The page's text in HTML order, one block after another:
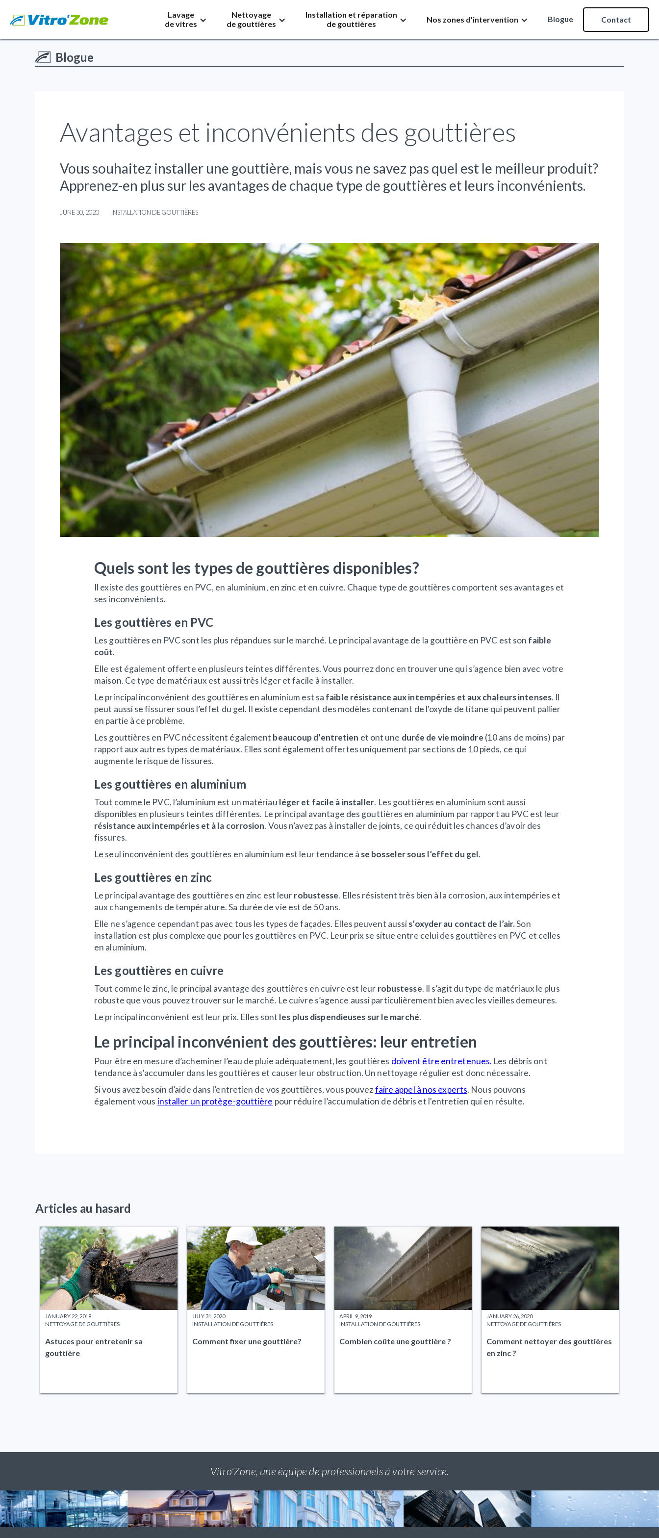
Lavage
de vitres
Nettoyage
de gouttières
Installation et réparation
de gouttières
Nos zones d'intervention Blogue Contact
Blogue
Avantages et inconvénients des gouttières
Vous souhaitez installer une gouttière, mais vous ne savez pas quel est le meilleur produit?
Apprenez-en plus sur les avantages de chaque type de gouttières et leurs inconvénients.
JUNE 30, 2020 INSTALLATION DE GOUTTIÈRES
Quels sont les types de gouttières disponibles?
Il existe des gouttières en PVC, en aluminium, en zinc et en cuivre. Chaque type de gouttières comportent ses avantages et
ses inconvénients.
Les gouttières en PVC
Les gouttières en PVC sont les plus répandues sur le marché. Le principal avantage de la gouttière en PVC est son faible
coût.
Elle est également offerte en plusieurs teintes différentes. Vous pourrez donc en trouver une qui s’agence bien avec votre
maison. Ce type de matériaux est aussi très léger et facile à installer.
Le principal inconvénient des gouttières en aluminium est sa faible résistance aux intempéries et aux chaleurs intenses. Il
peut aussi se fissurer sous l’effet du gel. Il existe cependant des modèles contenant de l'oxyde de titane qui peuvent pallier
en partie à ce problème.
Les gouttières en PVC nécessitent également beaucoup d’entretien et ont une durée de vie moindre (10 ans de moins) par
rapport aux autres types de matériaux. Elles sont également offertes uniquement par sections de 10 pieds, ce qui
augmente le risque de fissures.
Les gouttières en aluminium
Tout comme le PVC, l’aluminium est un matériau léger et facile à installer. Les gouttières en aluminium sont aussi
disponibles en plusieurs teintes différentes. Le principal avantage des gouttières en aluminium par rapport au PVC est leur
résistance aux intempéries et à la corrosion. Vous n’avez pas à installer de joints, ce qui réduit les chances d’avoir des
fissures.
Le seul inconvénient des gouttières en aluminium est leur tendance à se bosseler sous l’effet du gel.
Les gouttières en zinc
Le principal avantage des gouttières en zinc est leurrobustesse. Elles résistent très bien à la corrosion, aux intempéries et
aux changements de température. Sa durée de vie est de 50 ans.
Elle ne s’agence cependant pas avec tous les types de façades. Elles peuvent aussis’oxyder au contact de l’air.Son
installation est plus complexe que pour les gouttières en PVC. Leur prix se situe entre celui des gouttières en PVC et celles
en aluminium.
Les gouttières en cuivre
Tout comme le zinc, le principal avantage des gouttières en cuivre est leur robustesse. Il s’agit du type de matériaux le plus
robuste que vous pouvez trouver sur le marché. Le cuivre s’agence aussi particulièrement bien avec les vieilles demeures.
Le principal inconvénient est leur prix. Elles sont les plus dispendieuses sur le marché.
Le principal inconvénient des gouttières: leur entretien
Pour être en mesure d’acheminer l’eau de pluie adéquatement, les gouttières doivent être entretenues. Les débris ont
tendance à s'accumuler dans les gouttières et causer leur obstruction. Un nettoyage régulier est donc nécessaire.
Si vous avez besoin d’aide dans l’entretien de vos gouttières, vous pouvezfaire appel à nos experts. Nous pouvons
également vous installer un protège-gouttière pour réduire l’accumulation de débris et l'entretien qui en résulte.
Articles au hasard
JANUARY 22, 2019
NETTOYAGE DE GOUTTIÈRES
Astuces pour entretenir sa
gouttière
JULY 31, 2020
INSTALLATION DE GOUTTIÈRES
Comment fixer une gouttière?
APRIL 9, 2019
INSTALLATION DE GOUTTIÈRES
Combien coûte une gouttière ?
JANUARY 26, 2020
NETTOYAGE DE GOUTTIÈRES
Comment nettoyer des gouttières
en zinc ?
Vitro'Zone, une équipe de professionnels à votre service.